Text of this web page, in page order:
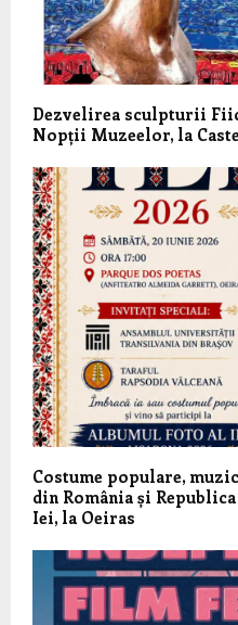
Dezvelirea sculpturii
Nopții Muzeelor, la
Costume populare,
din România și
Iei, la Oeiras